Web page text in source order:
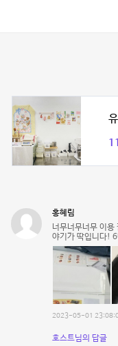
홍혜림
너무너무너무 이용
야기가 딱입니다!
2023-05-01
호스트님의 답글